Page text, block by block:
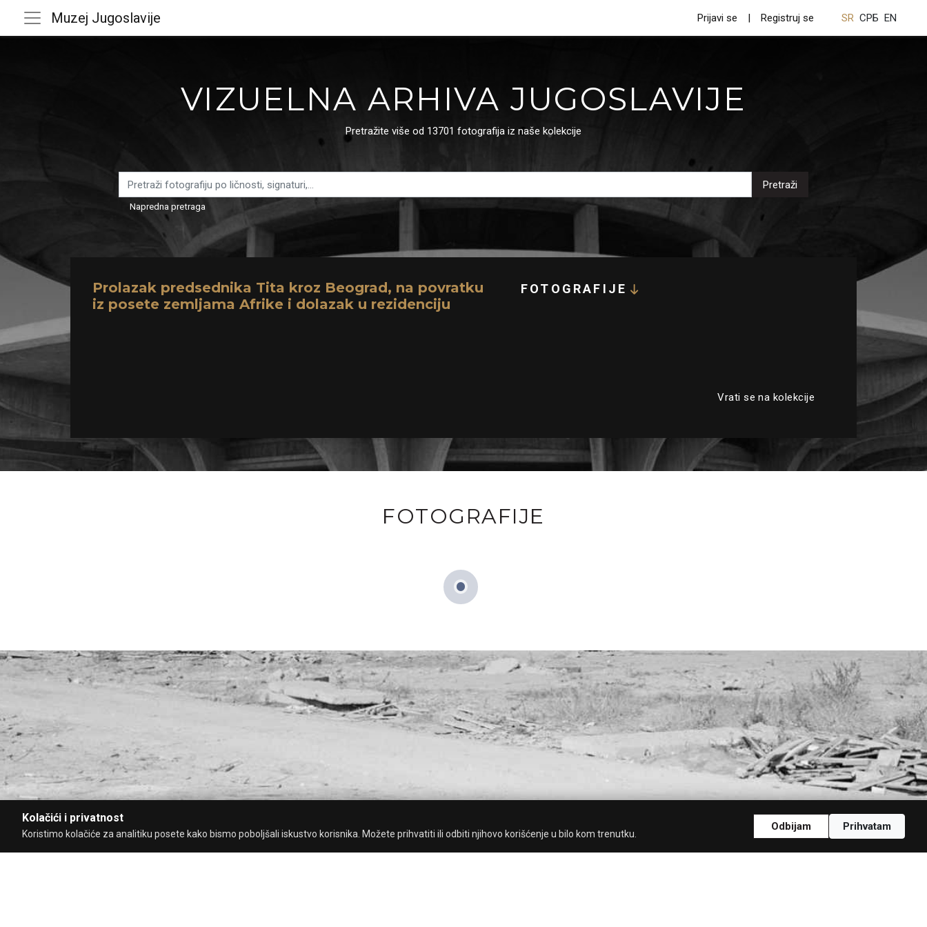
Muzej Jugoslavije Prijavi se Registruj se SR СРБ EN
VIZUELNA ARHIVA JUGOSLAVIJE
Pretražite više od 13701 fotografija iz naše kolekcije
Pretraži
Napredna pretraga
Prolazak predsednika Tita kroz Beograd, na povratku
iz posete zemljama Afrike i dolazak u rezidenciju
FOTOGRAFIJE
Vrati se na kolekcije
FOTOGRAFIJE
Kolačići i privatnost
Koristimo kolačiće za analitiku posete kako bismo poboljšali iskustvo korisnika. Možete prihvatiti ili odbiti njihovo korišćenje u bilo kom trenutku.
Odbijam Prihvatam